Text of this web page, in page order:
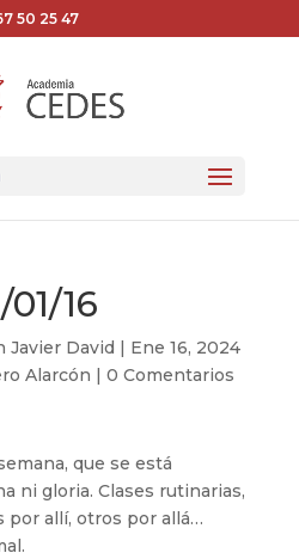
50 25 47
16
Javier David | Ene 16, 2024
Alarcón | 0 Comentarios
que se está
ni gloria. Clases rutinarias,
por allí, otros por allá…